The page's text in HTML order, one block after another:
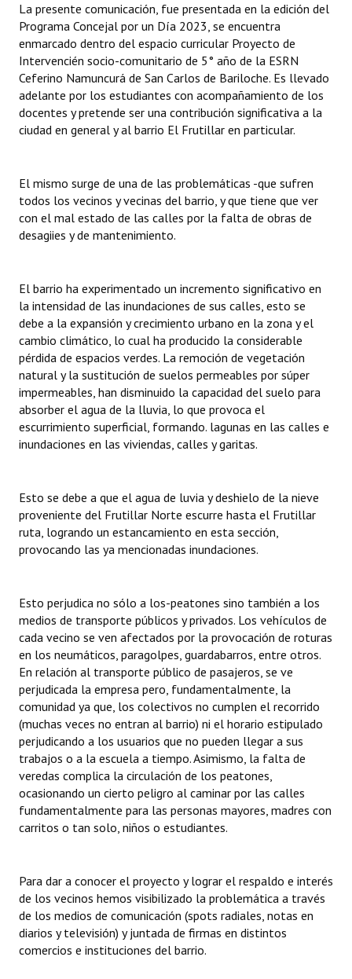
Resoluciones de Presidencia
INSTITUCIONAL
Antiguos Pobladores
Noticias Destacadas
Datos Históricos
Premio al Mérito - Registro
Mujeres que Dejaron Huellas - Registro
Periodistas Decanos - Registro
Ciudadano Ilustre - Registro
Banca del Vecino - Registro
Huéspedes de Honor - Registro
Antiguos Pobladores - Registro
Bariloche, Municipio intercultural
Entrega de distinciones
La presente comunicación, fue presentada en la edición del
Programa Concejal por un Día 2023, se encuentra
enmarcado dentro del espacio curricular Proyecto de
Intervencién socio-comunitario de 5° año de la ESRN
Ceferino Namuncurá de San Carlos de Bariloche. Es llevado
adelante por los estudiantes con acompañamiento de los
docentes y pretende ser una contribución significativa a la
ciudad en general y al barrio El Frutillar en particular.
El mismo surge de una de las problemáticas -que sufren
todos los vecinos y vecinas del barrio, y que tiene que ver
con el mal estado de las calles por la falta de obras de
desagiies y de mantenimiento.
El barrio ha experimentado un incremento significativo en
la intensidad de las inundaciones de sus calles, esto se
debe a la expansión y crecimiento urbano en la zona y el
cambio climático, lo cual ha producido la considerable
pérdida de espacios verdes. La remoción de vegetación
natural y la sustitución de suelos permeables por súper
impermeables, han disminuido la capacidad del suelo para
absorber el agua de la lluvia, lo que provoca el
escurrimiento superficial, formando. lagunas en las calles e
inundaciones en las viviendas, calles y garitas.
Esto se debe a que el agua de luvia y deshielo de la nieve
proveniente del Frutillar Norte escurre hasta el Frutillar
ruta, logrando un estancamiento en esta sección,
provocando las ya mencionadas inundaciones.
Esto perjudica no sólo a los-peatones sino también a los
medios de transporte públicos y privados. Los vehículos de
cada vecino se ven afectados por la provocación de roturas
en los neumáticos, paragolpes, guardabarros, entre otros.
En relación al transporte público de pasajeros, se ve
perjudicada la empresa pero, fundamentalmente, la
comunidad ya que, los colectivos no cumplen el recorrido
(muchas veces no entran al barrio) ni el horario estipulado
perjudicando a los usuarios que no pueden llegar a sus
trabajos o a la escuela a tiempo. Asimismo, la falta de
veredas complica la circulación de los peatones,
ocasionando un cierto peligro al caminar por las calles
fundamentalmente para las personas mayores, madres con
carritos o tan solo, niños o estudiantes.
Para dar a conocer el proyecto y lograr el respaldo e interés
de los vecinos hemos visibilizado la problemática a través
de los medios de comunicación (spots radiales, notas en
diarios y televisión) y juntada de firmas en distintos
comercios e instituciones del barrio.